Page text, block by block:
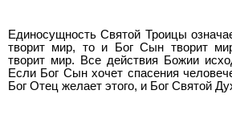
Единосущность Святой Троицы
творит мир, то и Бог Сын творит
творит мир. Все действия Божии
Если Бог Сын хочет спасения
Бог Отец желает этого, и Бог Святой